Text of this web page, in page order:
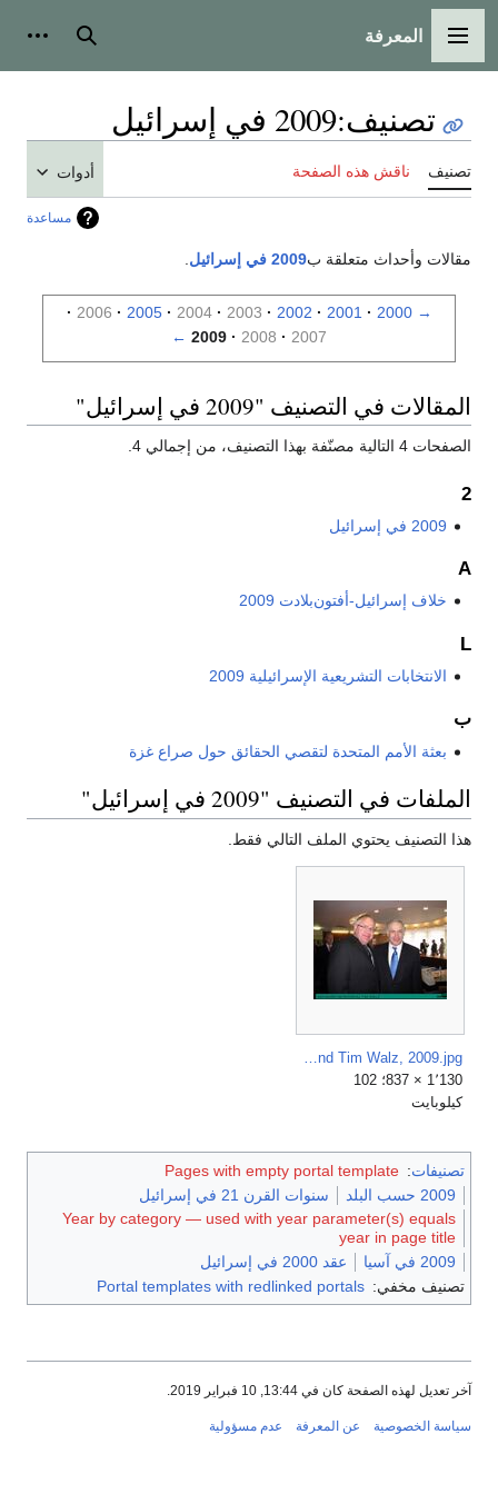
القائمة الرئيسية
المعرفة بحث
تصنيف:2009 في إسرائيل
تصنيف ناقش هذه الصفحة أدوات
مساعدة
مقالات وأحداث متعلقة ب2009 في إسرائيل
→
2000
2001
2002
2003
2004
2005
2006
2007
2008
2009
←
المقالات في التصنيف "2009 في إسرائيل"
الصفحات 4 التالية مصنّفة بهذا التصنيف، من إجمالي 4.
2
2009 في إسرائيل
A
خلاف إسرائيل-أفتون‌بلادت 2009
L
الانتخابات التشريعية الإسرائيلية 2009
ب
بعثة الأمم المتحدة لتقصي الحقائق حول صراع غزة
الملفات في التصنيف "2009 في إسرائيل"
هذا التصنيف يحتوي الملف التالي فقط.
1٬130 × 837؛ 102
كيلوبايت
تصنيفات:
Pages with empty portal template
2009 حسب البلد
سنوات القرن 21 في إسرائيل
Year by category — used with year parameter(s) equals
year in page title
2009 في آسيا
عقد 2000 في إسرائيل
تصنيف مخفي: Portal templates with redlinked portals
آخر تعديل لهذه الصفحة كان في 13:44, 10 فبراير 2019.
سياسة الخصوصية عن المعرفة عدم مسؤولية